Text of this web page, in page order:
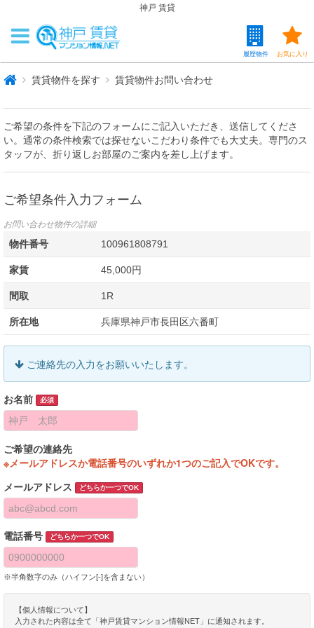
神戸 賃貸
お気に入り
履歴物件
賃貸物件を探す 賃貸物件お問い合わせ
ご希望の条件を下記のフォームにご記入いただき、送信してくださ
い。通常の条件検索では探せないこだわり条件でも大丈夫。専門のス
タッフが、折り返しお部屋のご案内を差し上げます。
ご希望条件入力フォーム
お問い合わせ物件の詳細
物件番号 100961808791
家賃 45,000円
間取 1R
所在地 兵庫県神戸市長田区六番町
ご連絡先の入力をお願いいたします。
お名前 必須
ご希望の連絡先
※メールアドレスか電話番号のいずれか1つのご記入でOKです。
メールアドレス どちらか一つでOK
電話番号 どちらか一つでOK
※半角数字のみ（ハイフン[-]を含まない）
【個人情報について】
入力された内容は全て「神戸賃貸マンション情報NET」に通知されます。